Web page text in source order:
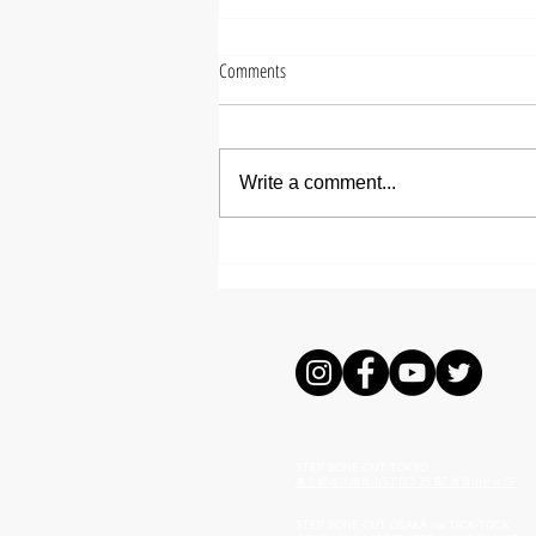
【NANA】出勤情報
Comments
Write a comment...